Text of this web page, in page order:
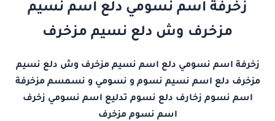
زخرفة اسم نسومي دلع اسم نسيم
مزخرف وش دلع نسيم مزخرف
زخرفة اسم نسومي دلع اسم نسيم مزخرف وش دلع نسيم
مزخرف دلع اسم نسيم نسوم و نسومي و نسمسم مزخرفة
اسم نسوم زخارف دلع نسوم تدليع اسم نسومي زخرف
اسم نسوم مزخرف